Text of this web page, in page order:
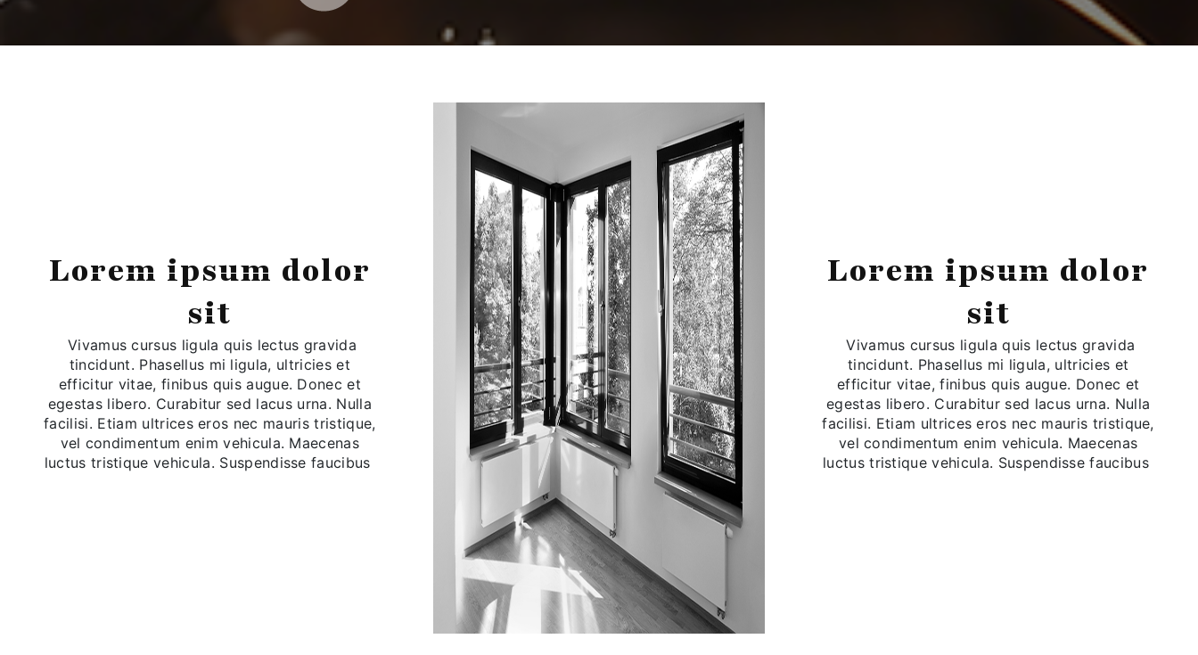
Lorem ipsum dolor
sit
Vivamus cursus ligula quis lectus gravida
tincidunt. Phasellus mi ligula, ultricies et
efficitur vitae, finibus quis augue. Donec et
egestas libero. Curabitur sed lacus urna. Nulla
facilisi. Etiam ultrices eros nec mauris tristique,
vel condimentum enim vehicula. Maecenas
luctus tristique vehicula. Suspendisse faucibus
Lorem ipsum dolor
sit
Vivamus cursus ligula quis lectus gravida
tincidunt. Phasellus mi ligula, ultricies et
efficitur vitae, finibus quis augue. Donec et
egestas libero. Curabitur sed lacus urna. Nulla
facilisi. Etiam ultrices eros nec mauris tristique,
vel condimentum enim vehicula. Maecenas
luctus tristique vehicula. Suspendisse faucibus